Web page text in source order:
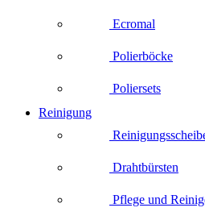
Ecromal
Polierböcke
Poliersets
Reinigung
Drahtbürsten
Pflege und